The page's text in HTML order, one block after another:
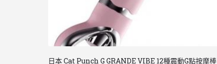
日本 Cat Punch G GRANDE VIBE 12種震動G點按摩棒